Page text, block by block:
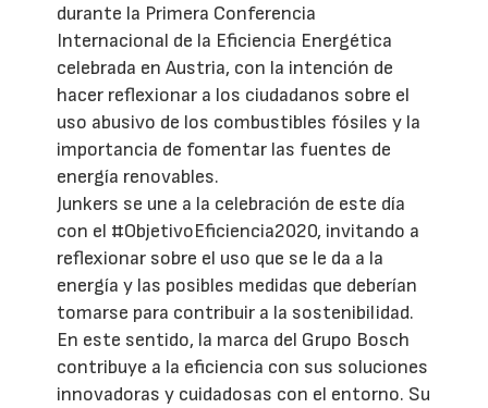
durante la Primera Conferencia
Internacional de la Eficiencia Energética
celebrada en Austria, con la intención de
hacer reflexionar a los ciudadanos sobre el
uso abusivo de los combustibles fósiles y la
importancia de fomentar las fuentes de
energía renovables.
Junkers se une a la celebración de este día
con el #ObjetivoEficiencia2020, invitando a
reflexionar sobre el uso que se le da a la
energía y las posibles medidas que deberían
tomarse para contribuir a la sostenibilidad.
En este sentido, la marca del Grupo Bosch
contribuye a la eficiencia con sus soluciones
innovadoras y cuidadosas con el entorno. Su